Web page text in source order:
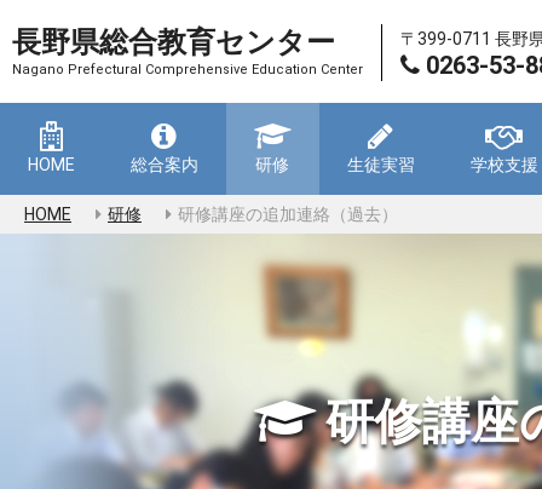
長野県総合教育センター
Nagano Prefectural Comprehensive Education Center
〒399-0711 長野
0263-53-
HOME 総合案内 研修 生徒実習 学校支援
HOME 研修 研修講座の追加連絡（過去）
研修講座